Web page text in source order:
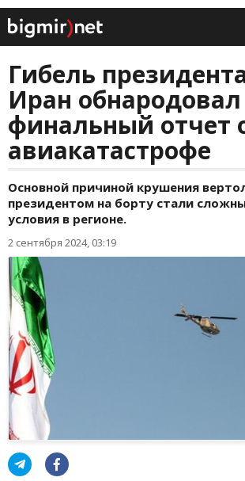
Гибель
Иран обнародовал
финальный отчет
авиакатастрофе
Основной причиной крушения
президентом на борту стали
условия в регионе.
2 сентября 2024, 03:19